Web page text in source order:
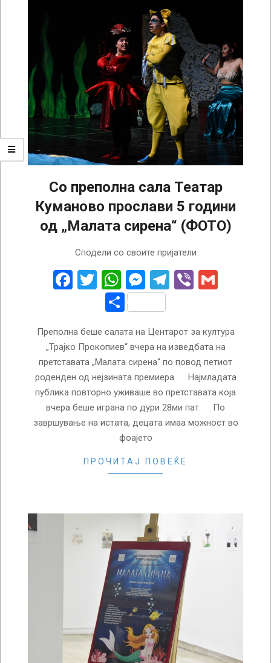
Со преполна сала Театар
Куманово прослави 5 години
од „Малата сирена“ (ФОТО)
Сподели со своите пријатели
Facebook
Twitter
WhatsApp
Messenger
Telegram
Viber
Share
Преполна беше салата на Центарот за култура
„Трајко Прокопиев“ вчера на изведбата на
претставата „Малата сирена“ по повод петиот
роденден од нејзината премиера. Најмладата
публика повторно уживаше во претставата која
вчера беше играна по дури 28ми пат. По
завршување на истата, децата имаа можност во
фоајето
ПРОЧИТАЈ ПОВЕЌЕ